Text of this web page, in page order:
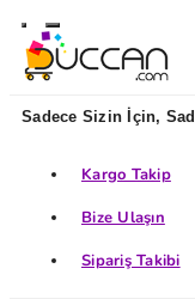
Sadece Sizin İçin,
Kargo Takip
Bize Ulaşın
Sipariş Takibi